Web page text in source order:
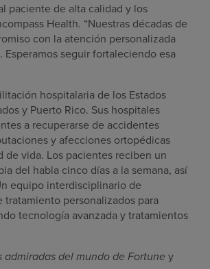
paciente de alta calidad y los
Health. “Nuestras décadas de
con la atención personalizada
seguir fortaleciendo esa
hospitalaria de los Estados
y Puerto Rico. Sus hospitales
a recuperarse de accidentes
y afecciones ortopédicas
vida. Los pacientes reciben un
del habla cinco días a la semana, así
equipo interdisciplinario de
personalizados para
tecnología avanzada y tratamientos
admiradas del mundo de Fortune y